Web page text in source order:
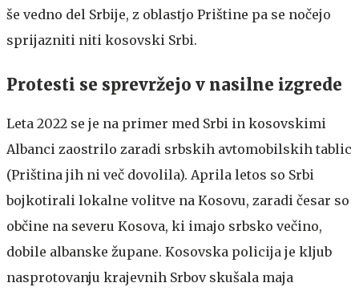
še vedno del Srbije, z oblastjo Prištine pa se nočejo
sprijazniti niti kosovski Srbi.
Protesti se sprevržejo v nasilne izgrede
Leta 2022 se je na primer med Srbi in kosovskimi
Albanci zaostrilo zaradi srbskih avtomobilskih tablic
(Priština jih ni več dovolila). Aprila letos so Srbi
bojkotirali lokalne volitve na Kosovu, zaradi česar so
občine na severu Kosova, ki imajo srbsko večino,
dobile albanske župane. Kosovska policija je kljub
nasprotovanju krajevnih Srbov skušala maja